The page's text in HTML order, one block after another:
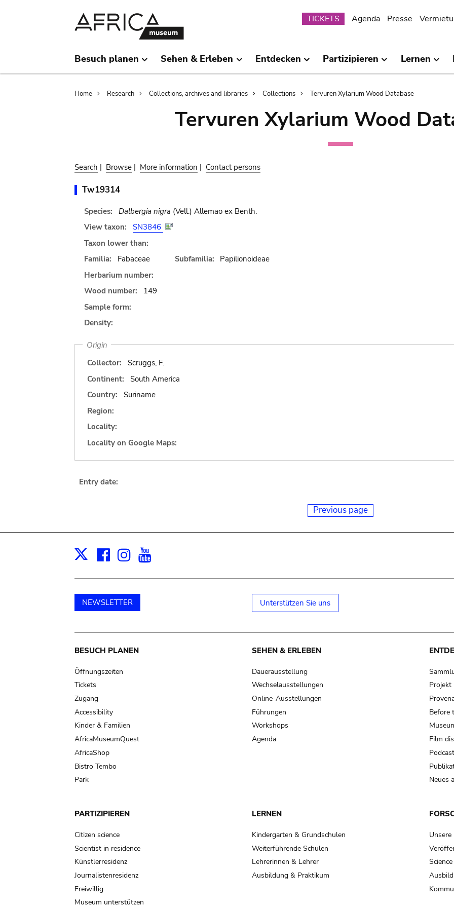
Submenu
TICKETS Agenda Presse
Besuch planen Sehen & Erleben Entdecken Partizipieren Lernen
Breadcrumb
Home Research Collections, archives and libraries Collections Tervuren Xylarium Wood Database
Tervuren Xylarium Wood
Search | Browse | More information | Contact persons
Tw19314
Species: Dalbergia nigra (Vell.) Allemao ex Benth.
View taxon:
SN3846
Taxon lower than:
Familia:
Fabaceae Subfamilia:
Papilionoideae
Herbarium number:
Wood number:
149
Sample form:
Density:
Origin
Collector:
Scruggs, F.
Continent:
South America
Country:
Suriname
Region:
Locality:
Locality on Google Maps:
Entry date:
Previous page
X Facebook
Instagram
NEWSLETTER Unterstützen Sie uns
Main
navigation
BESUCH PLANEN
Öffnungszeiten
Tickets
Zugang
Accessibility
Kinder & Familien
AfricaMuseumQuest
AfricaShop
Bistro Tembo
Park
SEHEN & ERLEBEN
Dauerausstellung
Wechselausstellungen
Online-Ausstellungen
Führungen
Workshops
Agenda
Projekt
Before
Film
Neues
PARTIZIPIEREN
Citizen science
Scientist in residence
Künstlerresidenz
Journalistenresidenz
Freiwillig
Museum unterstützen
LERNEN
Kindergarten & Grundschulen
Weiterführende Schulen
Lehrerinnen & Lehrer
Ausbildung & Praktikum